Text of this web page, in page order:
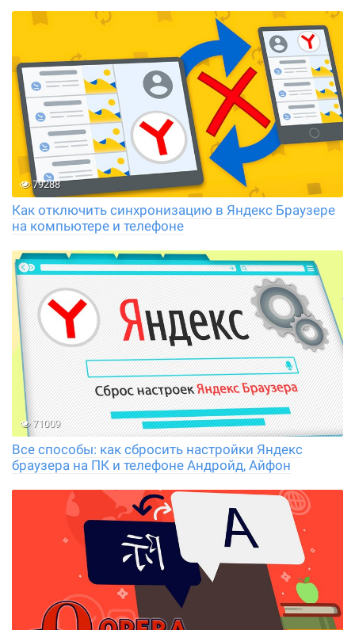
79288
Как отключить синхронизацию в Яндекс Браузере
на компьютере и телефоне
71009
Все способы: как сбросить настройки Яндекс
браузера на ПК и телефоне Андройд, Айфон